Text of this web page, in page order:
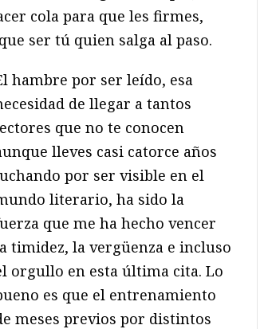
cola para que les firmes,
ser tú quien salga al paso.
hambre por ser leído, esa
de llegar a tantos
que no te conocen
lleves casi catorce años
por ser visible en el
literario, ha sido la
que me ha hecho vencer
timidez, la vergüenza e incluso
orgullo en esta última cita. Lo
es que el entrenamiento
meses previos por distintos